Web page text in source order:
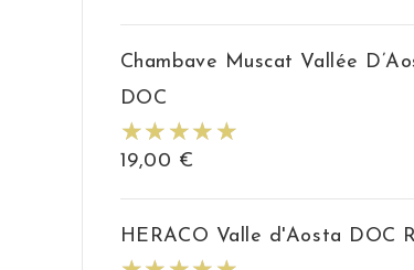
Chambave Muscat Vallée
DOC
19,00 €
HERACO Valle d'Aosta DOC